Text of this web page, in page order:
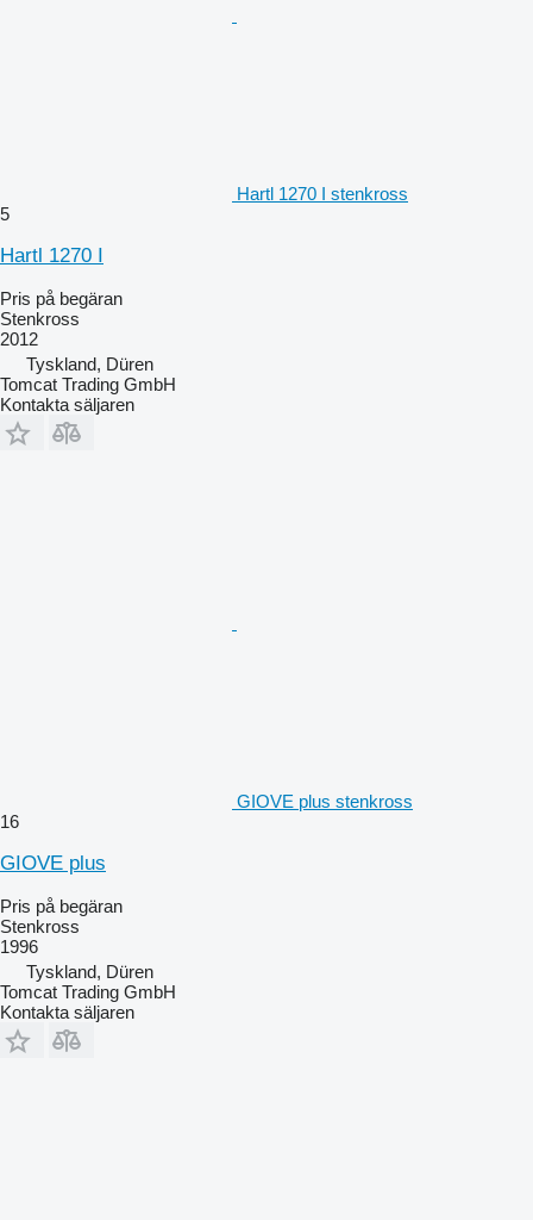
Hartl 1270 I stenkross
5
Hartl 1270 I
Pris på begäran
Stenkross
2012
Tyskland, Düren
Tomcat Trading GmbH
Kontakta säljaren
GIOVE plus stenkross
16
GIOVE plus
Pris på begäran
Stenkross
1996
Tyskland, Düren
Tomcat Trading GmbH
Kontakta säljaren